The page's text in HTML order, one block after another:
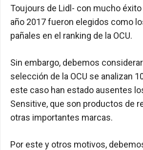
Toujours de Lidl- con mucho éxito
año 2017 fueron elegidos como
pañales en el ranking de la OCU.
Sin embargo, debemos
selección de la OCU se analizan
este caso han estado ausentes
Sensitive, que son productos de
otras importantes marcas.
Por este y otros motivos,